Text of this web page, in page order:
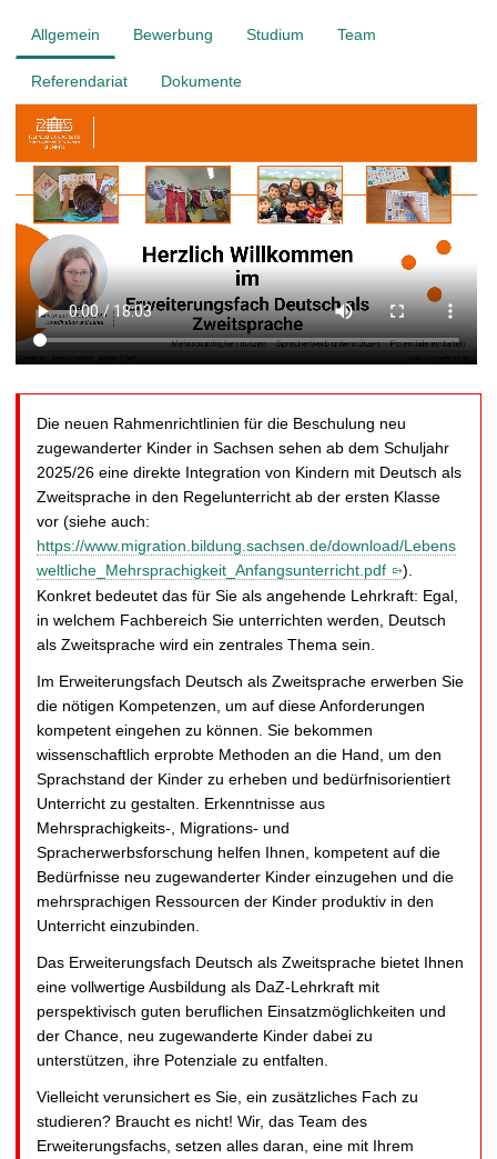
Allgemein Bewerbung Studium Team
Referendariat Dokumente
Die neuen Rahmenrichtlinien für die Beschulung neu
zugewanderter Kinder in Sachsen sehen ab dem Schuljahr
2025/26 eine direkte Integration von Kindern mit Deutsch als
Zweitsprache in den Regelunterricht ab der ersten Klasse
vor (siehe auch:
https://www.migration.bildung.sachsen.de/download/Lebens
weltliche_Mehrsprachigkeit_Anfangsunterricht.pdf
).
Konkret bedeutet das für Sie als angehende Lehrkraft: Egal,
in welchem Fachbereich Sie unterrichten werden, Deutsch
als Zweitsprache wird ein zentrales Thema sein.
Im Erweiterungsfach Deutsch als Zweitsprache erwerben Sie
die nötigen Kompetenzen, um auf diese Anforderungen
kompetent eingehen zu können. Sie bekommen
wissenschaftlich erprobte Methoden an die Hand, um den
Sprachstand der Kinder zu erheben und bedürfnisorientiert
Unterricht zu gestalten. Erkenntnisse aus
Mehrsprachigkeits-, Migrations- und
Spracherwerbsforschung helfen Ihnen, kompetent auf die
Bedürfnisse neu zugewanderter Kinder einzugehen und die
mehrsprachigen Ressourcen der Kinder produktiv in den
Unterricht einzubinden.
Das Erweiterungsfach Deutsch als Zweitsprache bietet Ihnen
eine vollwertige Ausbildung als DaZ-Lehrkraft mit
perspektivisch guten beruflichen Einsatzmöglichkeiten und
der Chance, neu zugewanderte Kinder dabei zu
unterstützen, ihre Potenziale zu entfalten.
Vielleicht verunsichert es Sie, ein zusätzliches Fach zu
studieren? Braucht es nicht! Wir, das Team des
Erweiterungsfachs, setzen alles daran, eine mit Ihrem